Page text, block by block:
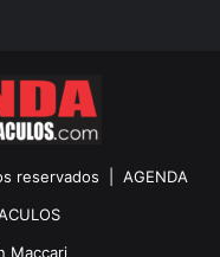
reservados | AGENDA
Maccari